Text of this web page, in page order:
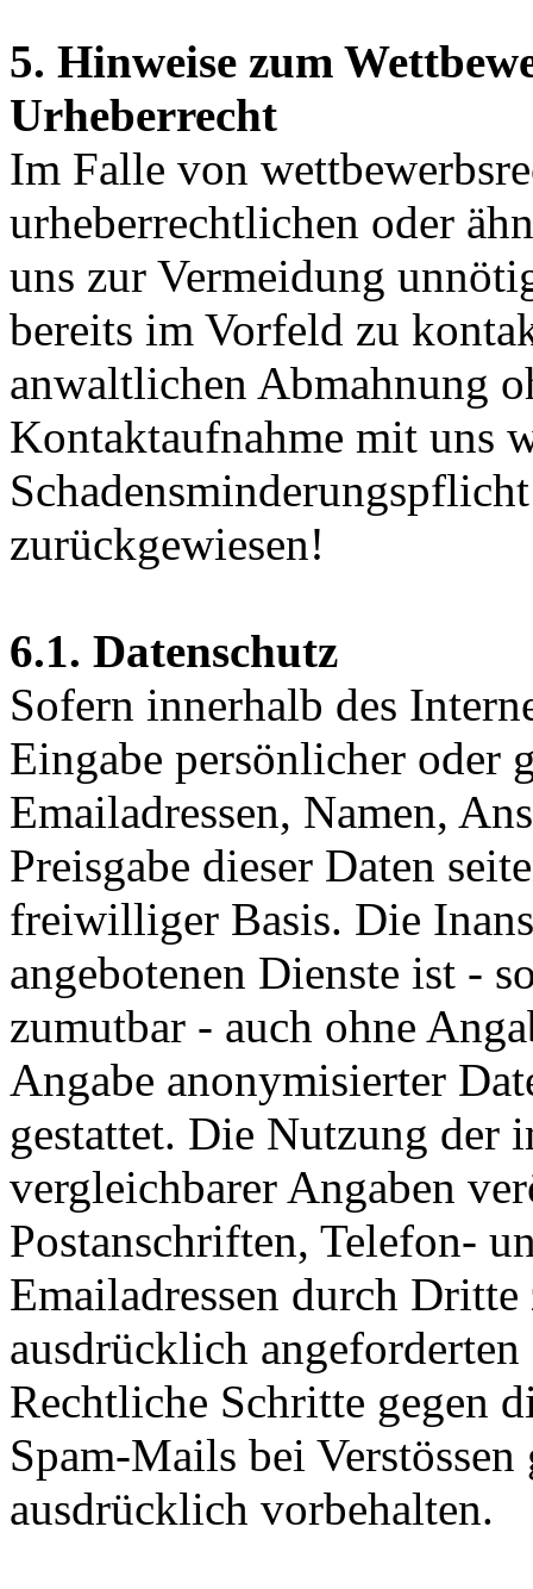
5. Hinweise zum
Urheberrecht
Im Falle von
urheberrechtlichen oder
uns zur Vermeidung
bereits im Vorfeld zu
anwaltlichen Abmahnung
Kontaktaufnahme mit uns
zurückgewiesen!
6.1. Datenschutz
Sofern innerhalb des
Eingabe persönlicher oder
Emailadressen, Namen,
Preisgabe dieser Daten
freiwilliger Basis. Die
angebotenen Dienste ist -
zumutbar - auch ohne
Angabe anonymisierter
gestattet. Die Nutzung der
vergleichbarer Angaben
Postanschriften, Telefon-
Emailadressen durch
ausdrücklich
Rechtliche Schritte gegen
Spam-Mails bei
ausdrücklich vorbehalten.